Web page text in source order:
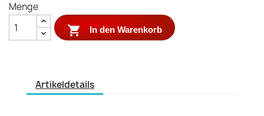
Menge
 In den Warenkorb
Artikeldetails